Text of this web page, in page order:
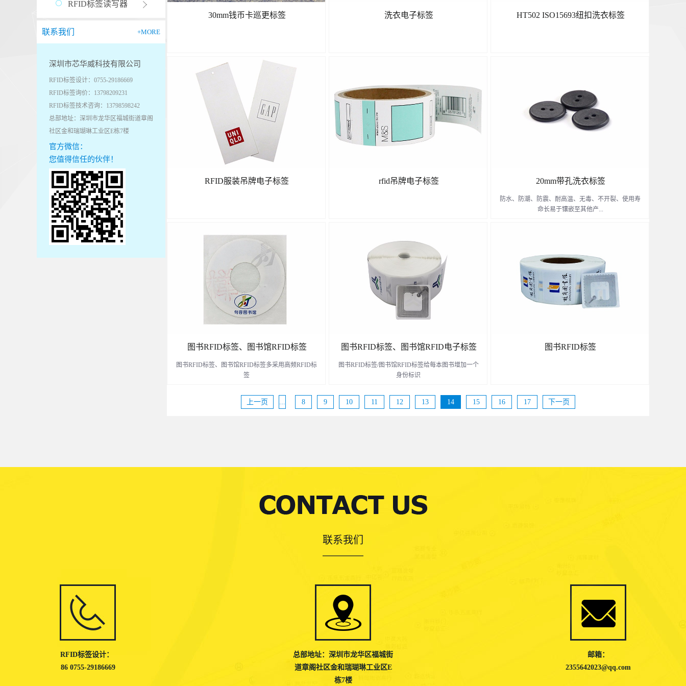
RFID标签读写器
联系我们 +MORE
深圳市芯华威科技有限公司
RFID标签设计：0755-29186669
RFID标签询价：13798209231
RFID标签技术咨询：13798598242
总部地址：深圳市龙华区福城街道章阁
社区金和瑞瑚琳工业区E栋7楼
官方微信：
您值得信任的伙伴！
30mm钱币卡巡更标签
了解更多
洗衣电子标签
了解更多
HT502 ISO15693纽扣洗衣标签
了解更多
RFID服装吊牌电子标签
了解更多
rfid吊牌电子标签 20mm带孔洗衣标签
防水、防潮、防震、耐高温、无毒、不开裂、使用寿
命长易于镶嵌至其他产...
了解更多
图书RFID标签、图书馆RFID标签
图书RFID标签、图书馆RFID标签多采用高频RFID标
签
图书RFID标签、图书馆RFID电子标签
图书RFID标签/图书馆RFID标签给每本图书增加一个
身份标识
图书RFID标签
上一页 ... 8 9 10 11 12 13 14 15 16 17 下一页
联系我们
RFID标签设计：
86 0755-29186669
总部地址：深圳市龙华区福城街
道章阁社区金和瑞瑚琳工业区E
栋7楼
邮箱：
2355642023@qq.com